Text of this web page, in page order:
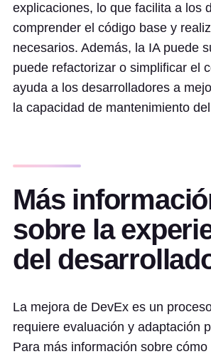
explicaciones, lo que facilita a los
comprender el código base y
necesarios. Además, la IA puede
puede refactorizar o simplificar el
ayuda a los desarrolladores a
la capacidad de mantenimiento
Más
sobre la
del
La mejora de DevEx es un
requiere evaluación y adaptación
Para más información sobre